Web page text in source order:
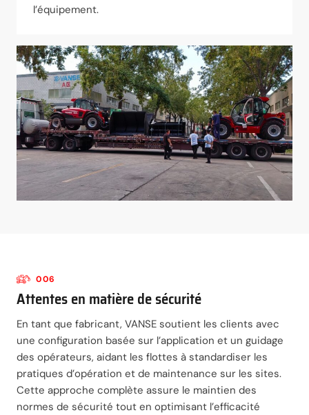
l’équipement.
006
Attentes en matière de sécurité
En tant que fabricant, VANSE soutient les clients avec
une configuration basée sur l’application et un guidage
des opérateurs, aidant les flottes à standardiser les
pratiques d’opération et de maintenance sur les sites.
Cette approche complète assure le maintien des
normes de sécurité tout en optimisant l’efficacité